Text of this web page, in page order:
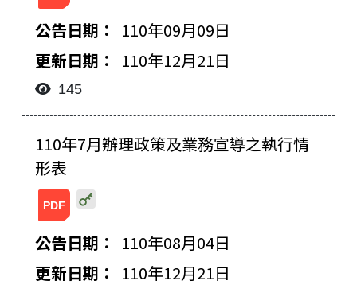
110年09月09日
110年12月21日
145
110年7月辦理政策及業務宣導之執行情
形表
2021122115401829376.pdf
110年08月04日
110年12月21日